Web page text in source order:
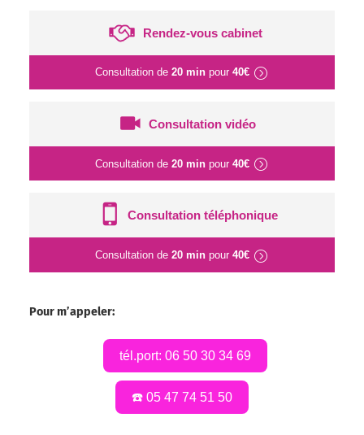
Rendez-vous cabinet
Consultation de 20 min pour 40€
Consultation vidéo
Consultation de 20 min pour 40€
Consultation téléphonique
Consultation de 20 min pour 40€
Pour m’appeler:
tél.port: 06 50 30 34 69
☎️ 05 47 74 51 50